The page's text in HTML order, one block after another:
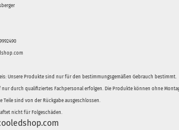
Unsere Produkte sind nur für den bestimmungsgemäßen Gebrauch bestimmt.
nur durch qualifiziertes Fachpersonal erfolgen. Die Produkte können ohne
Teile sind von der Rückgabe ausgeschlossen.
nicht für Folgeschäden.